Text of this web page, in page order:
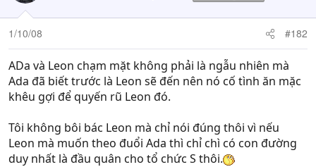
1/10/08 #182
ADa và Leon chạm mặt không phải là ngẫu nhiên mà
Ada đã biết trước là Leon sẽ đến nên nó cố tình ăn mặc
khêu gợi để quyến rũ Leon đó.
Tôi không bôi bác Leon mà chỉ nói đúng thôi vì nếu
Leon mà muốn theo đuổi Ada thì chỉ chì có con đường
duy nhất là đầu quân cho tổ chức S thôi.